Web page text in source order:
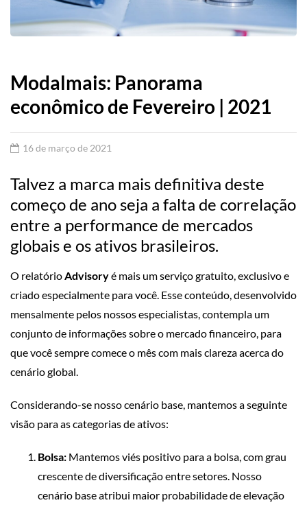
Modalmais: Panorama
econômico de Fevereiro | 2021
16 de março de 2021
Talvez a marca mais definitiva deste
começo de ano seja a falta de correlação
entre a performance de mercados
globais e os ativos brasileiros.
O relatórioAdvisoryé mais um serviço gratuito, exclusivo e
criado especialmente para você. Esse conteúdo, desenvolvido
mensalmente pelos nossos especialistas, contempla um
conjunto de informações sobre o mercado financeiro, para
que você sempre comece o mês com mais clareza acerca do
cenário global.
Considerando-se nosso cenário base, mantemos a seguinte
visão para as categorias de ativos:
Bolsa: Mantemos viés positivo para a bolsa, com grau
crescente de diversificação entre setores. Nosso
cenário base atribui maior probabilidade de elevação